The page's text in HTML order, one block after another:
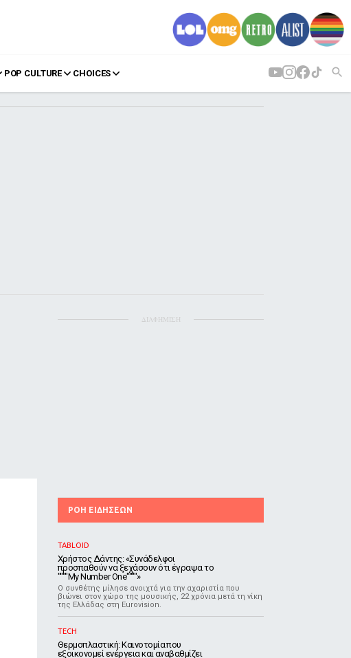
POP CULTURE CHOICES
ΔΙΑΦΗΜΙΣΗ
ΡΟΗ ΕΙΔΗΣΕΩΝ
TABLOID
Χρήστος Δάντης: «Συνάδελφοι
προσπαθούν να ξεχάσουν ότι έγραψα το
""""My Number One""""»
Ο συνθέτης μίλησε ανοιχτά για την αχαριστία που
βιώνει στον χώρο της μουσικής, 22 χρόνια μετά τη νίκη
της Ελλάδας στη Eurovision.
TECH
Θερμοπλαστική: Καινοτομία που
εξοικονομεί ενέργεια και αναβαθμίζει